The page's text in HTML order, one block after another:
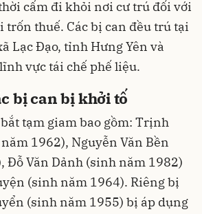
cấm đi khỏi nơi cư trú đối với
trốn thuế. Các bị can đều trú tại
Lạc Đạo, tỉnh Hưng Yên và
vực tái chế phế liệu.
bị can bị khởi tố
tạm giam bao gồm: Trịnh
1962), Nguyễn Văn Bền
Đỗ Văn Dảnh (sinh năm 1982)
(sinh năm 1964). Riêng bị
(sinh năm 1955) bị áp dụng